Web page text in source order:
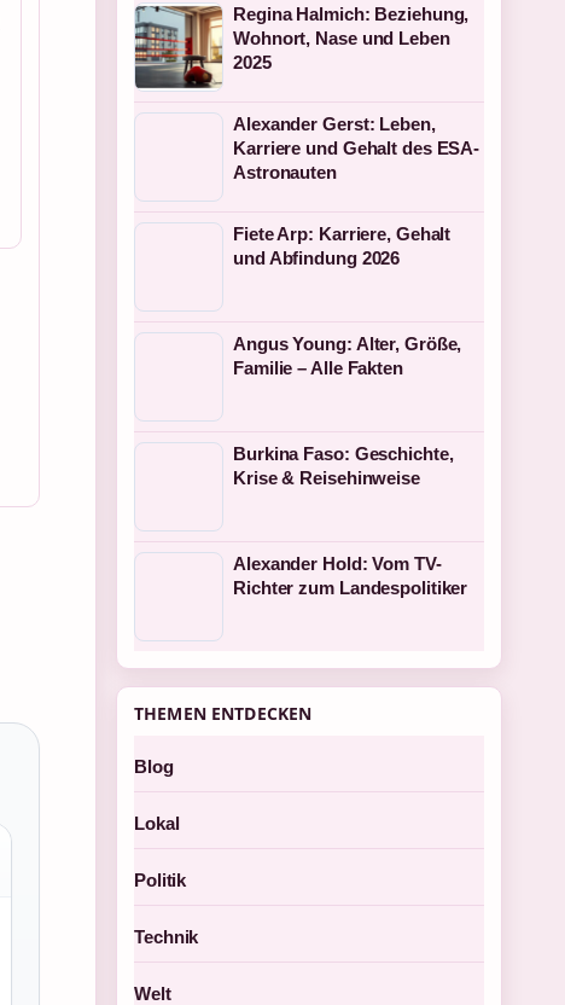
Regina Halmich: Beziehung,
Wohnort, Nase und Leben
2025
Alexander Gerst: Leben,
Karriere und Gehalt des ESA-
Astronauten
Fiete Arp: Karriere, Gehalt
und Abfindung 2026
Angus Young: Alter, Größe,
Familie – Alle Fakten
Burkina Faso: Geschichte,
Krise & Reisehinweise
Alexander Hold: Vom TV-
Richter zum Landespolitiker
THEMEN ENTDECKEN
Blog
Lokal
Politik
Technik
Welt